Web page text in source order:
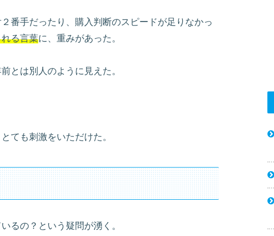
番手だったり、購入判断のスピードが足りなかっ
る言葉に、重みがあった。
とは別人のように見えた。
ても刺激をいただけた。
るの？という疑問が湧く。